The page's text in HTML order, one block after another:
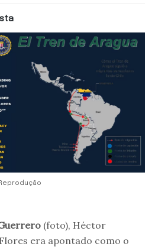
Reprodução
(foto), Héctor
era apontado como o